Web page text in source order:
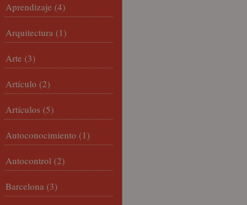
Aprendizaje (4)
Arquitectura (1)
Arte (3)
Artículo (2)
Artículos (5)
Autoconocimiento (1)
Autocontrol (2)
Barcelona (3)